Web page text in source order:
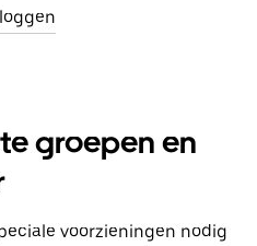
groepen en
voorzieningen nodig